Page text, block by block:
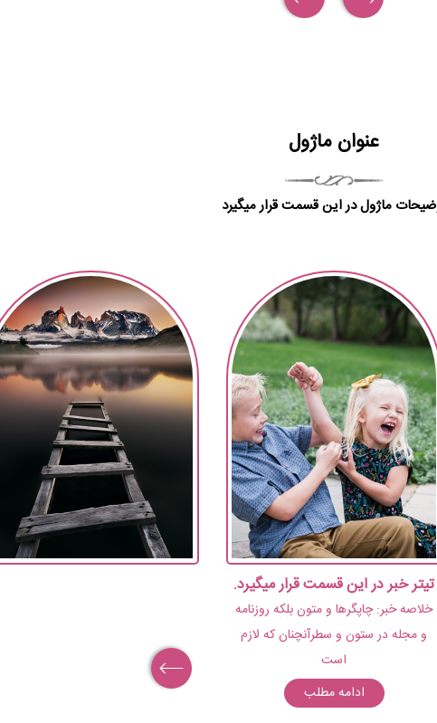
عنوان ماژول
ماژول در این قسمت قرار میگیرد
تیتر خبر در این قسمت قرار میگیرد.
خلاصه خبر: چاپگرها و متون بلکه روزنامه
و مجله در ستون و سطرآنچنان که لازم
است
ادامه مطلب